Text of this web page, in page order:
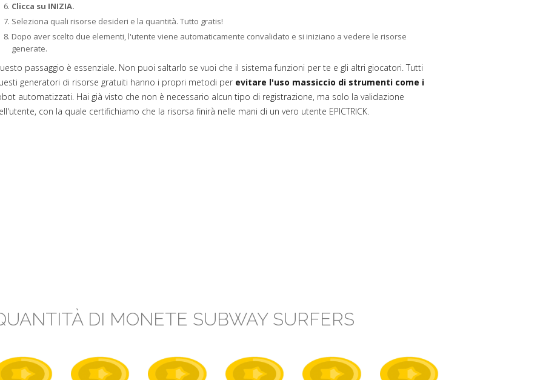
Clicca su INIZIA.
Seleziona quali risorse desideri e la quantità. Tutto gratis!
Dopo aver scelto due elementi, l'utente viene automaticamente convalidato e si iniziano a vedere le risorse
generate.
passaggio è essenziale. Non puoi saltarlo se vuoi che il sistema funzioni per te e gli altri giocatori. Tutti
generatori di risorse gratuiti hanno i propri metodi per evitare l'uso massiccio di strumenti come i
automatizzati. Hai già visto che non è necessario alcun tipo di registrazione, ma solo la validazione
con la quale certifichiamo che la risorsa finirà nelle mani di un vero utente EPICTRICK.
DI MONETE SUBWAY SURFERS